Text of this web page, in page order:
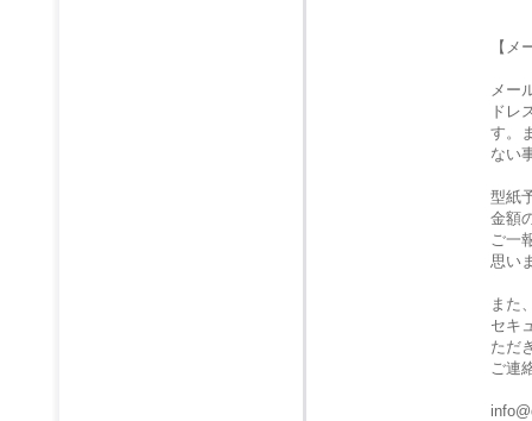
【
メー
ドレ
す。
ない
型紙
金額
ご一
思い
また
セキ
ただ
ご連